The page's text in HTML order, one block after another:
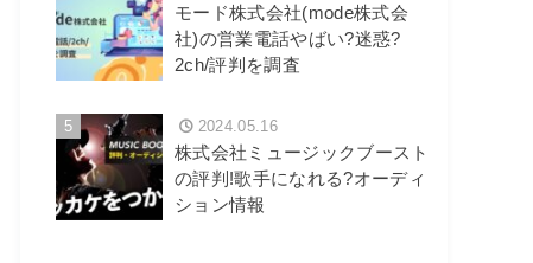
モード株式会社(mode株式会
社)の営業電話やばい?迷惑?
2ch/評判を調査
5
株式会社ミュージックブースト
の評判!歌手になれる?オーディ
ション情報
2024.05.16